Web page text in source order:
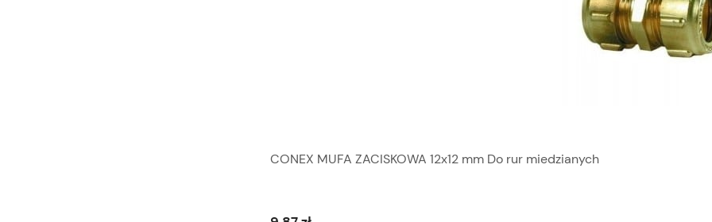
CONEX MUFA ZACISKOWA 12x12 mm Do rur miedzianych